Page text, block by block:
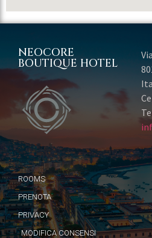
NEOCORE
BOUTIQUE HOTEL
ROOMS
PRENOTA
PRIVACY
MODIFICA CONSENSI